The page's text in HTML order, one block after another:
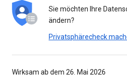
Sie möchten Ihre
ändern?
Privatsphärecheck
Wirksam ab dem 26. Mai 2026